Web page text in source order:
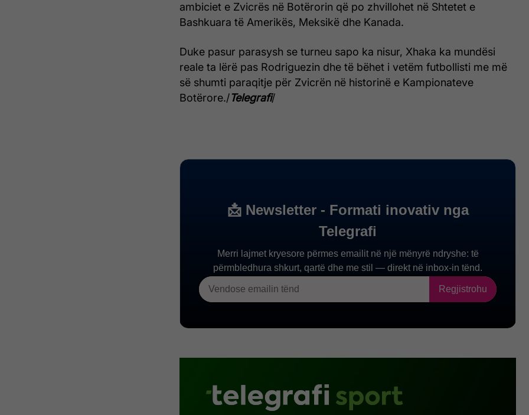
ambiciet e Zvicrës në Botërorin që po zhvillohet në Shtetet e
Bashkuara të Amerikës, Meksikë dhe Kanada.
Duke pasur parasysh se turneu sapo ka nisur, Xhaka ka mundësi
reale ta lërë pas Rodriguezin dhe të bëhet i vetëm futbollisti me më
së shumti paraqitje për Zvicrën në historinë e Kampionateve
Botërore./Telegrafi/